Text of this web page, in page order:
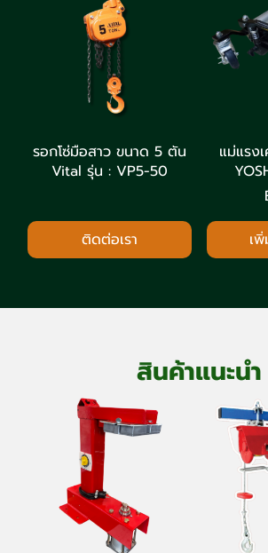
รอกโซ่มือสาว ขนาด 5 ตัน
Vital รุ่น : VP5-50
ติดต่อเรา
แม่แรง
เ
สินค้าแนะนำ